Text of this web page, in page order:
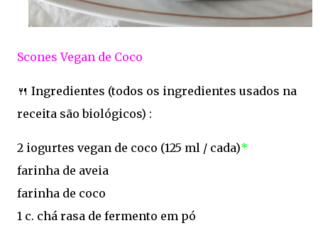
Scones Vegan de Coco
🍴 Ingredientes (todos os ingredientes usados na
receita são biológicos) :
2 iogurtes vegan de coco (125 ml / cada)*
farinha de aveia
farinha de coco
1 c. chá rasa de fermento em pó